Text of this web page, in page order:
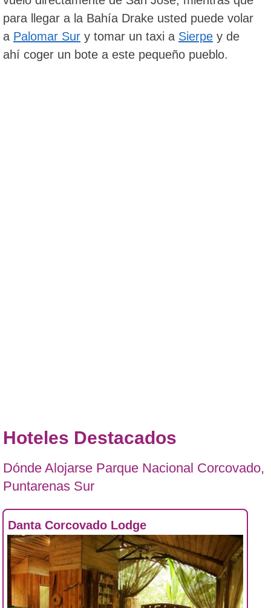
para llegar a la Bahía Drake usted puede volar
a Palomar Sur y tomar un taxi a Sierpe y de
ahí coger un bote a este pequeño pueblo.
Hoteles Destacados
Dónde Alojarse Parque Nacional Corcovado,
Puntarenas Sur
Danta Corcovado Lodge